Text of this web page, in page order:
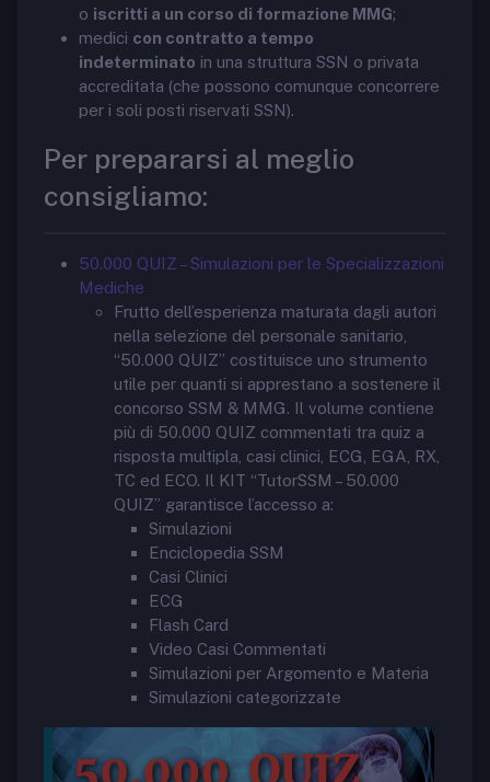
o iscritti a un corso di formazione MMG;
medici con contratto a tempo
indeterminato in una struttura SSN o privata
accreditata (che possono comunque concorrere
per i soli posti riservati SSN).
Per prepararsi al meglio
consigliamo:
50.000 QUIZ – Simulazioni per le Specializzazioni
Mediche
Frutto dell’esperienza maturata dagli autori
nella selezione del personale sanitario,
“50.000 QUIZ” costituisce uno strumento
utile per quanti si apprestano a sostenere il
concorso SSM & MMG. Il volume contiene
più di 50.000 QUIZ commentati tra quiz a
risposta multipla, casi clinici, ECG, EGA, RX,
TC ed ECO. Il KIT “TutorSSM – 50.000
QUIZ” garantisce l’accesso a:
Simulazioni
Enciclopedia SSM
Casi Clinici
ECG
Flash Card
Video Casi Commentati
Simulazioni per Argomento e Materia
Simulazioni categorizzate